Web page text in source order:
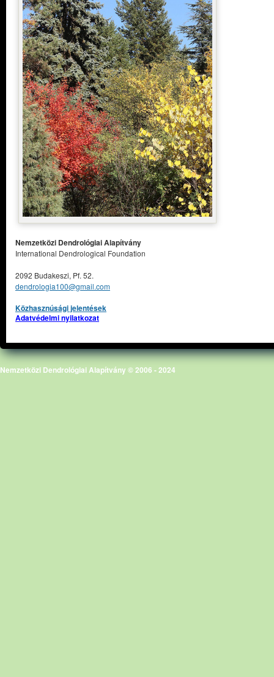
Nemzetközi Dendrológiai Alapítvány
International Dendrological Foundation
2092 Budakeszi, Pf. 52.
dendrologia100@gmail.com
Közhasznúsági jelentések
Adatvédelmi nyilatkozat
Nemzetközi Dendrológiai Alapítvány © 2006 - 2024